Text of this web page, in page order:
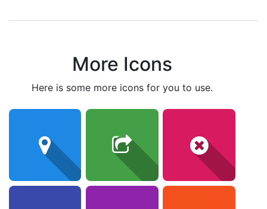
More Icons
here is some more icons for you to use.